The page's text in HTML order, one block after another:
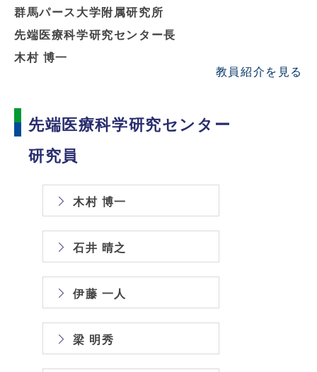
群馬パース大学附属研究所
先端医療科学研究センター長
木村 博一
教員紹介を見る
先端医療科学研究センター
研究員
木村 博一
石井 晴之
伊藤 一人
梁 明秀